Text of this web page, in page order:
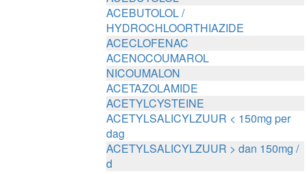
ACEBUTOLOL /
HYDROCHLOORTHIAZIDE
ACECLOFENAC
ACENOCOUMAROL
NICOUMALON
ACETAZOLAMIDE
ACETYLCYSTEINE
ACETYLSALICYLZUUR < 150mg per
dag
ACETYLSALICYLZUUR > dan 150mg /
d